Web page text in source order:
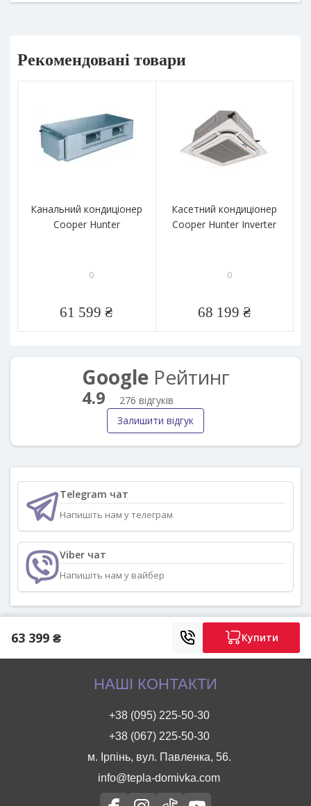
Рекомендовані товари
Канальний кондиціонер
Cooper Hunter
0
61 599 ₴
Касетний кондиціонер
Cooper Hunter Inverter
0
68 199 ₴
GoogleРейтинг
4.9
276 відгуків
Залишити відгук
Telegram чат
Напишіть нам у телеграм
Viber чат
Напишіть нам у вайбер
63 399 ₴ Купити
НАШІ КОНТАКТИ
+38 (095) 225-50-30
+38 (067) 225-50-30
м. Ірпінь, вул. Павленка, 56.
info@tepla-domivka.com